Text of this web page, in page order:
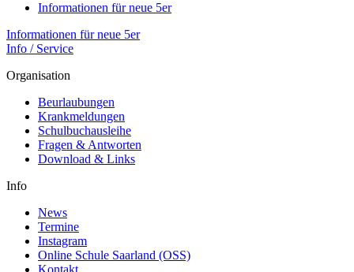
Informationen für neue 5er
Informationen für neue 5er
Info / Service
Organisation
Beurlaubungen
Krankmeldungen
Schulbuchausleihe
Fragen & Antworten
Download & Links
Info
News
Termine
Instagram
Online Schule Saarland (OSS)
Kontakt